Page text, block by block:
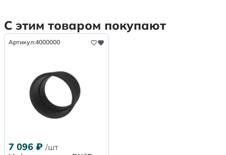
С этим товаром покупают
Артикул:4000000
7 096 ₽ /шт